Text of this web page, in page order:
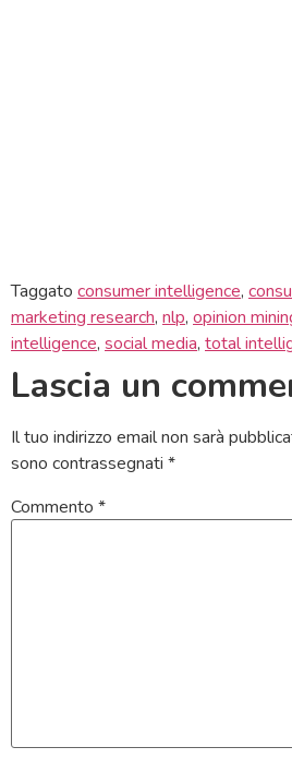
Taggato consumer intelligence,
marketing research, nlp, opinion
intelligence, social media, total
Lascia un
Il tuo indirizzo email non sarà
sono contrassegnati *
Commento *